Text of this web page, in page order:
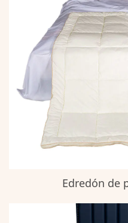
Edredón de